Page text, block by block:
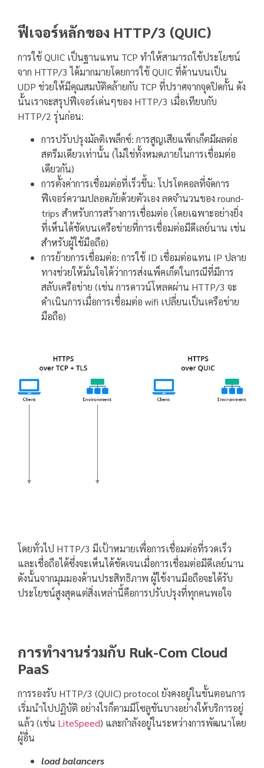
ฟีเจอร์หลักของ HTTP/3 (QUIC)
การใช้ QUIC เป็นฐานแทน TCP ทำให้สามารถใช้ประโยชน์
จาก HTTP/3 ได้มากมายโดยการใช้ QUIC ที่ด้านบนเป็น
UDP ช่วยให้มีคุณสมบัติคล้ายกับ TCP ที่ปราศจากจุดปิดกั้น ดัง
นั้นเราจะสรุปฟีเจอร์เด่นๆของ HTTP/3 เมื่อเทียบกับ
HTTP/2 รุ่นก่อน:
การปรับปรุงมัลติเพล็กซ์: การสูญเสียแพ็กเก็ตมีผลต่อ
สตรีมเดียวเท่านั้น (ไม่ใช่ทั้งหมดภายในการเชื่อมต่อ
เดียวกัน)
การตั้งค่าการเชื่อมต่อที่เร็วขึ้น: โปรโตคอลที่จัดการ
ฟีเจอร์ความปลอดภัยด้วยตัวเอง ลดจำนวนของ round-
trips สำหรับการสร้างการเชื่อมต่อ (โดยเฉพาะอย่างยิ่ง
ที่เห็นได้ชัดบนเครือข่ายที่การเชื่อมต่อมีดีเลย์นาน เช่น
สำหรับผู้ใช้มือถือ)
การย้ายการเชื่อมต่อ: การใช้ ID เชื่อมต่อแทน IP ปลาย
ทางช่วยให้มั่นใจได้ว่าการส่งแพ็คเก็ตในกรณีที่มีการ
สลับเครือข่าย (เช่น การดาวน์โหลดผ่าน HTTP/3 จะ
ดำเนินการเมื่อการเชื่อมต่อ wifi เปลี่ยนเป็นเครือข่าย
มือถือ)
โดยทั่วไป HTTP/3 มีเป้าหมายเพื่อการเชื่อมต่อที่รวดเร็ว
และเชื่อถือได้ซึ่งจะเห็นได้ชัดเจนเมื่อการเชื่อมต่อมีดีเลย์นาน
ดังนั้นจากมุมมองด้านประสิทธิภาพ ผู้ใช้งานมือถือจะได้รับ
ประโยชน์สูงสุดแต่สิ่งเหล่านี้คือการปรับปรุงที่ทุกคนพอใจ
การทำงานร่วมกับ Ruk-Com Cloud
PaaS
การรองรับ HTTP/3 (QUIC) protocol ยังคงอยู่ในขั้นตอนการ
เริ่มนำไปปฏิบัติ อย่างไรก็ตามมีโซลูชันบางอย่างให้บริการอยู่
แล้ว (เช่น LiteSpeed) และกำลังอยู่ในระหว่างการพัฒนาโดย
ผู้อื่น
load balancers